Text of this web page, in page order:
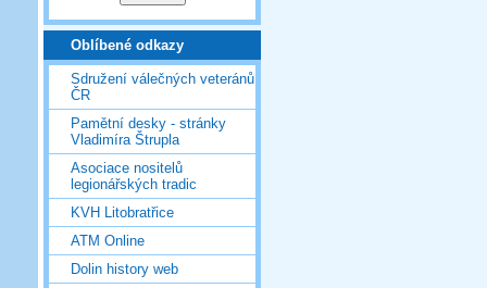
Oblíbené odkazy
Sdružení válečných veteránů
ČR
Pamětní desky - stránky
Vladimíra Štrupla
Asociace nositelů
legionářských tradic
KVH Litobratřice
ATM Online
Dolin history web